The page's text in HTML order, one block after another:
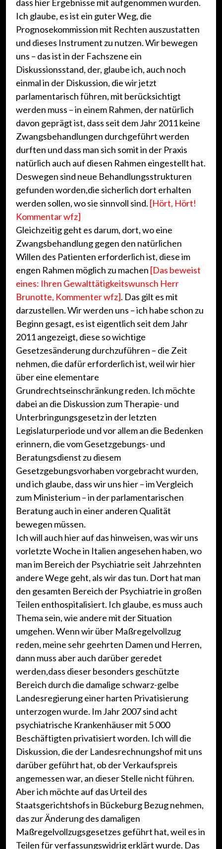
dass hier Ergebnisse mit aufgenommen wurden.
Ich glaube, es ist ein guter Weg, die
Prognosekommission mit Rechten auszustatten
und dieses Instrument zu nutzen. Wir bewegen
uns – das ist in der Fachszene ein
Diskussionsstand, der, glaube ich, auch noch
einmal in der Diskussion, die wir jetzt
parlamentarisch führen, mit berücksichtigt
werden muss – in einem Rahmen, der natürlich
davon geprägt ist, dass seit dem Jahr 2011 keine
Zwangsbehandlungen durchgeführt werden
durften und dass man sich somit in der Praxis
natürlich auch auf diesen Rahmen eingestellt hat.
Deswegen sind neue Behandlungsstrukturen
gefunden worden,die sicherlich dort erhalten
werden sollen, wo sie sinnvoll sind. [Hört, Hört!
Kommentar wfz]
Gleichzeitig geht es darum, dort, wo eine
Zwangsbehandlung gegen den natürlichen
Willen des Patienten erforderlich ist, diese im
engen Rahmen möglich zu machen [Das beweist
eines: Ihren Gewalttätigkeitswunsch Herr
Brunotte, Kommenter wfz]. Das gilt es mit
darzustellen. Wir werden uns – ich habe schon zu
Beginn gesagt, es ist eigentlich seit dem Jahr
2011 angezeigt, diese so wichtige
Gesetzesänderung durchzuführen – die Zeit
nehmen, die dafür erforderlich ist, weil wir hier
über eine elementare
Grundrechtseinschränkung reden. Ich möchte
dabei an die Diskussion zum Therapie- und
Unterbringungsgesetz in der letzten
Legislaturperiode und vor allem an die Bedenken
erinnern, die vom Gesetzgebungs- und
Beratungsdienst zu diesem
Gesetzgebungsvorhaben vorgebracht wurden,
und ich glaube, dass wir uns hier – im Vergleich
zum Ministerium – in der parlamentarischen
Beratung auch in einer anderen Qualität
bewegen müssen.
Ich will auch hier auf das hinweisen, was wir uns
vorletzte Woche in Italien angesehen haben, wo
man im Bereich der Psychiatrie seit Jahrzehnten
andere Wege geht, als wir das tun. Dort hat man
den gesamten Bereich der Psychiatrie in großen
Teilen enthospitalisiert. Ich glaube, es muss auch
Thema sein, wie andere mit der Situation
umgehen. Wenn wir über Maßregelvollzug
reden, meine sehr geehrten Damen und Herren,
dann muss aber auch darüber geredet
werden,dass dieser besonders geschützte
Bereich durch die damalige schwarz-gelbe
Landesregierung einer harten Privatisierung
unterzogen wurde. Im Jahr 2007 sind acht
psychiatrische Krankenhäuser mit 5 000
Beschäftigten privatisiert worden. Ich will die
Diskussion, die der Landesrechnungshof mit uns
darüber geführt hat, ob der Verkaufspreis
angemessen war, an dieser Stelle nicht führen.
Aber ich möchte auf das Urteil des
Staatsgerichtshofs in Bückeburg Bezug nehmen,
das zur Änderung des damaligen
Maßregelvollzugsgesetzes geführt hat, weil es in
Teilen für verfassungswidrig erklärt wurde. Das